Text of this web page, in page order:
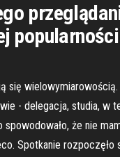
wielowymiarowością.
- delegacja, studia, w
że nie
Spotkanie